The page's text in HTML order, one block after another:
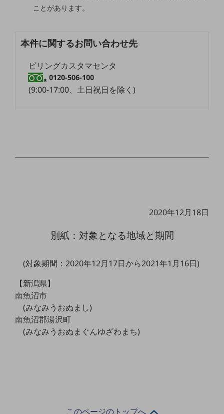
セキュリティ対策
顧客体験（CX）改善
自動化・省電化
人材不足解消
業種・業態で探す
医療・介護
キーワードで探す
法人向けスマホ・携帯に関する、
おすすめの機種、料金やサービスをご紹介
製品TOP
ビジネス向けスマートフォン
ことがあります。
本件に関するお問い合わせ先
ビリングカスタマセンタ
0120-506-100
(9:00-17:00、土日祝日を除く)
2020年12月18日
別紙：対象となる地域と期間
(対象期間：2020年12月17日から2021年1月16日)
【新潟県】
南魚沼市
(みなみうおぬまし)
南魚沼郡湯沢町
(みなみうおぬまぐんゆざわまち)
このページのトップへ